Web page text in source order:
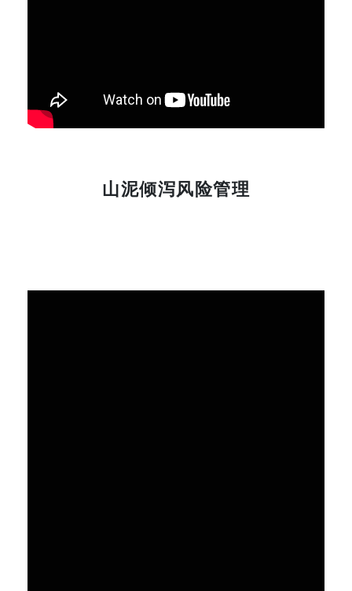
山泥倾泻风险管理